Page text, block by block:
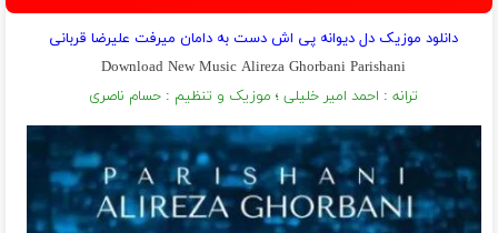
دانلود موزیک دل دیوانه پی اش دست به دامان میرفت علیرضا قربانی
Download New Music Alireza Ghorbani Parishani
ترانه : احمد امیر خلیلی ؛ موزیک و تنظیم : حسام ناصری